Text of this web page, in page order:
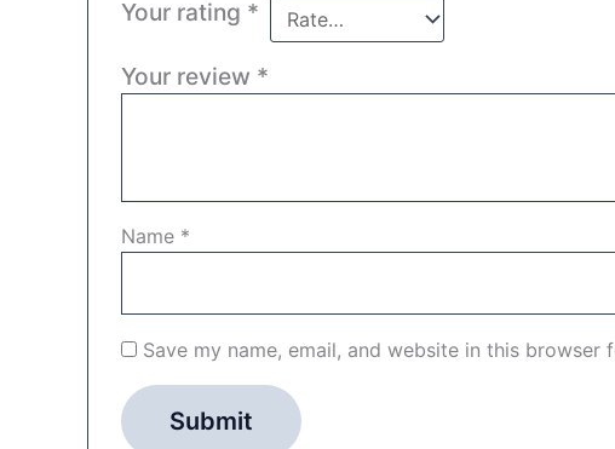
Your rating *
Your review *
Name *
Save my name, email, and website in this browser